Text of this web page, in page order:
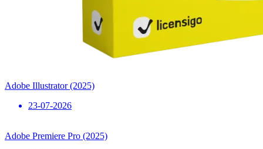
Adobe Illustrator (2025)
23-07-2026
Adobe Premiere Pro (2025)